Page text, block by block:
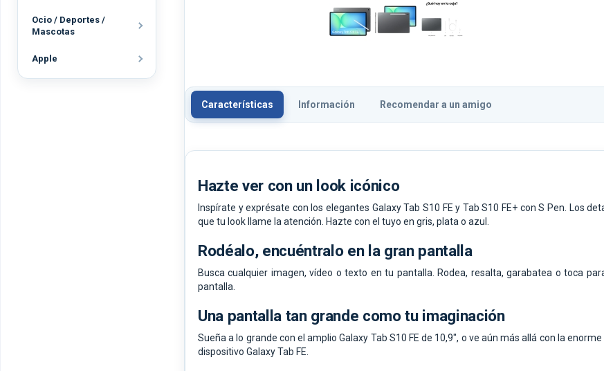
Ocio / Deportes /
Mascotas
Apple
Características Información Recomendar a un amigo
Hazte ver con un look icónico
Inspírate y exprésate con los elegantes Galaxy Tab S10 FE y Tab S10 FE+ con S Pen. Los
que tu look llame la atención. Hazte con el tuyo en gris, plata o azul.
Rodéalo, encuéntralo en la gran pantalla
Busca cualquier imagen, vídeo o texto en tu pantalla. Rodea, resalta, garabatea o toca
pantalla.
Una pantalla tan grande como tu imaginación
Sueña a lo grande con el amplio Galaxy Tab S10 FE de 10,9", o ve aún más allá con la
dispositivo Galaxy Tab FE.